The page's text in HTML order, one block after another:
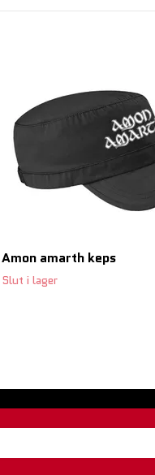
Amon amarth keps
Slut i lager